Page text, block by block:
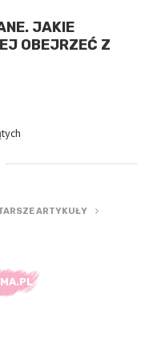
JAKIE
OBEJRZEĆ Z
ARTYKUŁY